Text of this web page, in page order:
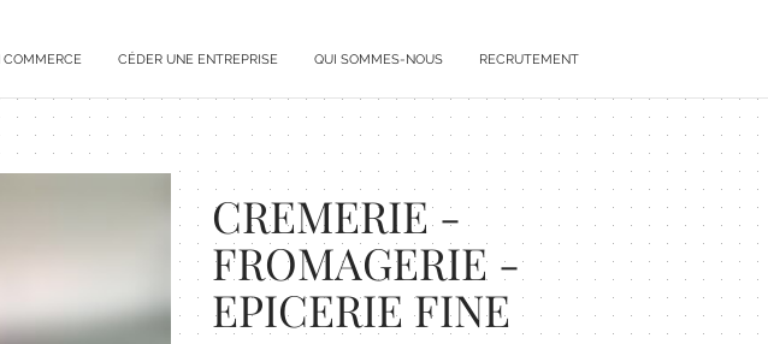
COMMERCE CÉDER UNE ENTREPRISE QUI SOMMES-NOUS RECRUTEMENT
CREMERIE -
FROMAGERIE -
EPICERIE FINE